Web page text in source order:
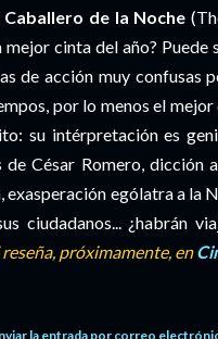
de la Noche
mejor cinta del año?
de acción muy confusas
por lo menos el
su intérpretación es
de César Romero, dicción
exasperación ególatra a la
ciudadanos... ¿habrán
próximamente, en
la entrada por correo